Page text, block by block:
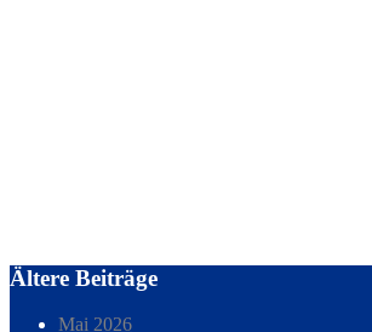
Ältere Beiträge
Mai 2026